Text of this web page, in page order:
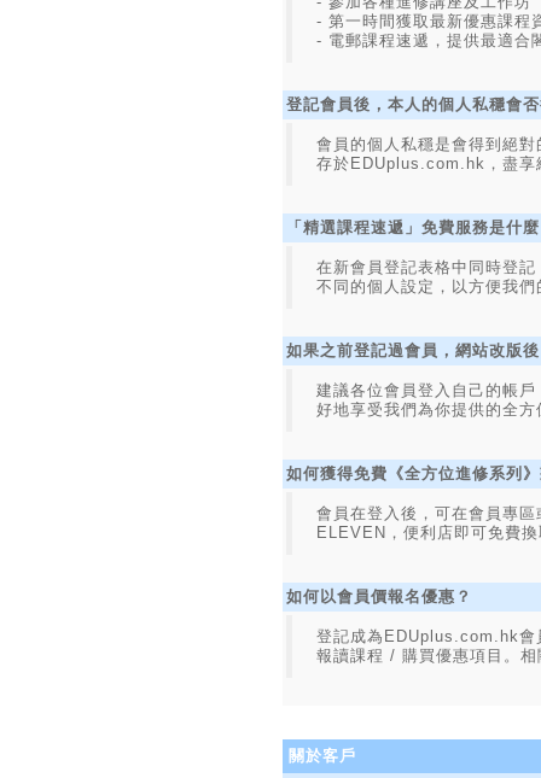
- 第一時間獲取最新優惠課程
- 電郵課程速遞，提供最適合
登記會員後，本人的個人私穩會
會員的個人私穩是會得到絕
存於EDUplus.com.hk，盡享
「精選課程速遞」免費服務是什
在新會員登記表格中同時登
不同的個人設定，以方便我
如果之前登記過會員，網站改版
建議各位會員登入自己的帳
好地享受我們為你提供的全方
如何獲得免費《全方位進修系列
會員在登入後，可在會員專
ELEVEN，便利店即可免費
如何以會員價報名優惠？
登記成為EDUplus.com.hk會
報讀課程 / 購買優惠項目。
關於客戶